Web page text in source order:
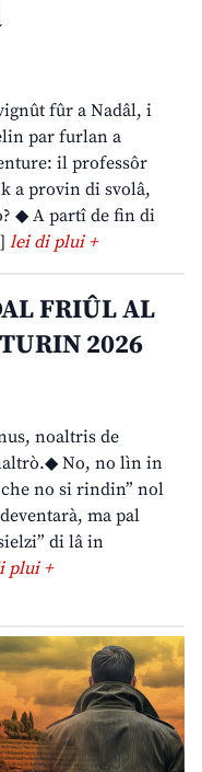
fûr a Nadâl, i
par furlan a
il professôr
a provin di svolâ,
◆ A partî de fin di
lei di plui +
FRIÛL AL
2026
noaltris de
No, no lìn in
no si rindin” nol
ma pal
di lâ in
plui +